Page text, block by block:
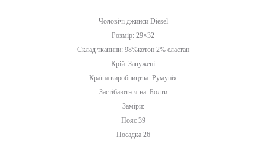
Чоловічі джинси Diesel
Розмір: 29×32
Склад тканини: 98%котон 2% еластан
Крій: Завужені
Країна виробництва: Румунія
Застібаються на: Болти
Заміри:
Пояс 39
Посадка 26